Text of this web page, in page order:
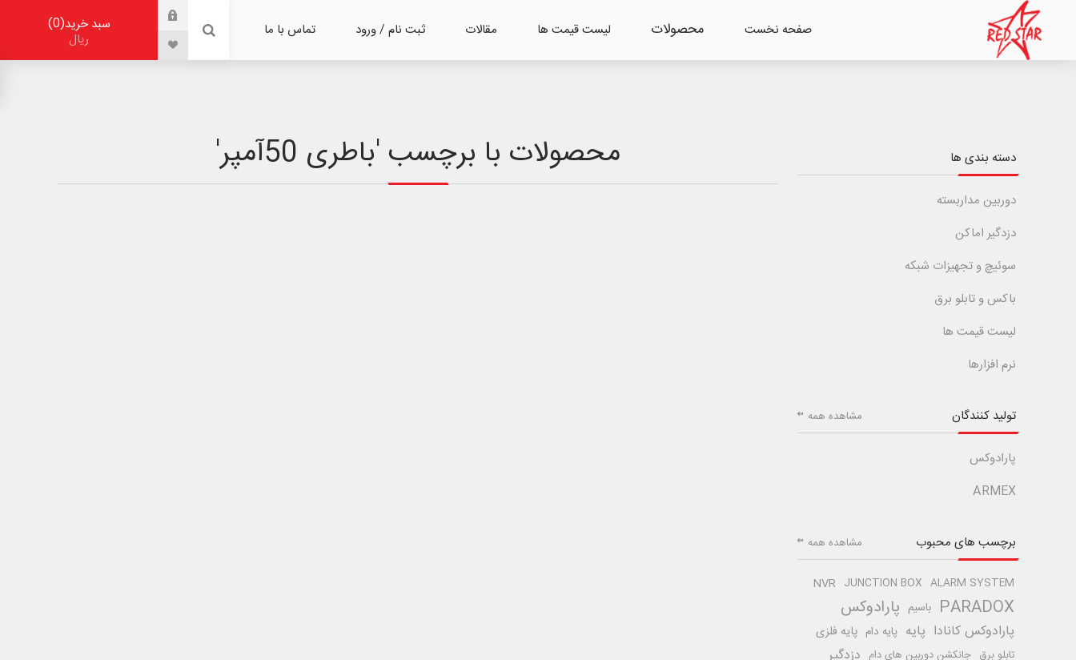
صفحه نخست محصولات لیست قیمت ها مقالات ثبت نام / ورود تماس با ما سبد خرید 0
ریال
محصولات با برچسب 'باطری 50آمپر' دسته بندی ها
دوربین مداربسته
دزدگیر اماکن
سوئیچ و تجهیزات شبکه
باکس و تابلو برق
لیست قیمت ها
نرم افزارها
تولید کنندگان
پارادوکس
ARMEX
مشاهده همه
برچسب های محبوب
ALARM SYSTEM
JUNCTION BOX
NVR
PARADOX باسیم پارادوکس
پارادوکس کانادا پایه پایه دام پایه فلزی
تابلو برق جانکشن دوربین های دام دزدگیر
مشاهده همه